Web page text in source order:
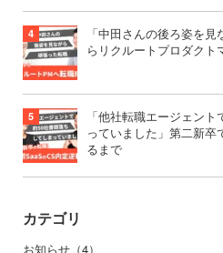
「中田さんの後ろ姿を
らリクルートプロダクト
「他社転職エージェン
っていました」第二新
るまで
カテゴリ
お知らせ（4）